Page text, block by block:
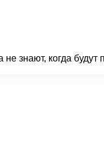
знают, когда будут